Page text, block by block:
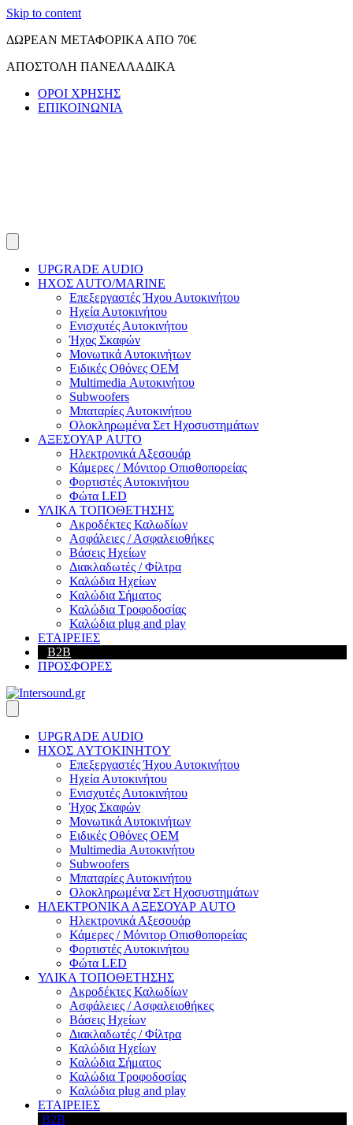
Skip to content
ΔΩΡΕΑΝ ΜΕΤΑΦΟΡΙΚΑ ΑΠΟ 70€
ΑΠΟΣΤΟΛΗ ΠΑΝΕΛΛΑΔΙΚΑ
ΟΡΟΙ ΧΡΗΣΗΣ
ΕΠΙΚΟΙΝΩΝΙΑ
UPGRADE AUDIO
ΗΧΟΣ ΑUTO/MARINE
Επεξεργαστές Ήχου Αυτοκινήτου
Ηχεία Αυτοκινήτου
Ενισχυτές Αυτοκινήτου
Ήχος Σκαφών
Μονωτικά Αυτοκινήτων
Ειδικές Οθόνες OEM
Multimedia Αυτοκινήτου
Subwoofers
Μπαταρίες Αυτοκινήτου
Ολοκληρωμένα Σετ Ηχοσυστημάτων
ΑΞΕΣΟΥΑΡ AUTO
Ηλεκτρονικά Αξεσουάρ
Κάμερες / Μόνιτορ Οπισθοπορείας
Φορτιστές Αυτοκινήτου
Φώτα LED
ΥΛΙΚΑ ΤΟΠΟΘΕΤΗΣΗΣ
Ακροδέκτες Καλωδίων
Ασφάλειες / Ασφαλειοθήκες
Βάσεις Ηχείων
Διακλαδωτές / Φίλτρα
Καλώδια Ηχείων
Καλώδια Σήματος
Καλώδια Τροφοδοσίας
Καλώδια plug and play
ΕΤΑΙΡΕΙΕΣ
B2B
ΠΡΟΣΦΟΡΕΣ
UPGRADE AUDIO
ΗΧΟΣ AYTOKINHTOY
Επεξεργαστές Ήχου Αυτοκινήτου
Ηχεία Αυτοκινήτου
Ενισχυτές Αυτοκινήτου
Ήχος Σκαφών
Μονωτικά Αυτοκινήτων
Ειδικές Οθόνες OEM
Multimedia Αυτοκινήτου
Subwoofers
Μπαταρίες Αυτοκινήτου
Ολοκληρωμένα Σετ Ηχοσυστημάτων
ΗΛΕΚΤΡΟΝΙΚΑ ΑΞΕΣΟΥΑΡ AUTO
Ηλεκτρονικά Αξεσουάρ
Κάμερες / Μόνιτορ Οπισθοπορείας
Φορτιστές Αυτοκινήτου
Φώτα LED
ΥΛΙΚΑ ΤΟΠΟΘΕΤΗΣΗΣ
Ακροδέκτες Καλωδίων
Ασφάλειες / Ασφαλειοθήκες
Βάσεις Ηχείων
Διακλαδωτές / Φίλτρα
Καλώδια Ηχείων
Καλώδια Σήματος
Καλώδια Τροφοδοσίας
Καλώδια plug and play
ΕΤΑΙΡΕΙΕΣ
B2B